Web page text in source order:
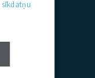
sīkdatņu